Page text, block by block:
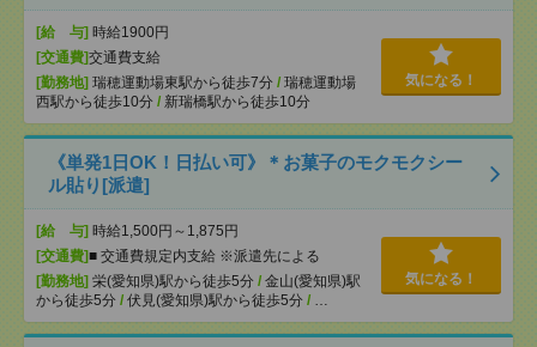
[給 与] 時給1900円
[交通費]交通費支給
[勤務地] 瑞穂運動場東駅から徒歩7分 / 瑞穂運動場
西駅から徒歩10分 / 新瑞橋駅から徒歩10分
気になる！
《単発1日OK！日払い可》＊お菓子のモクモクシー
ル貼り[派遣]
[給 与] 時給1,500円～1,875円
[交通費]■ 交通費規定内支給 ※派遣先による
[勤務地] 栄(愛知県)駅から徒歩5分 / 金山(愛知県)駅
から徒歩5分 / 伏見(愛知県)駅から徒歩5分 / …
気になる！